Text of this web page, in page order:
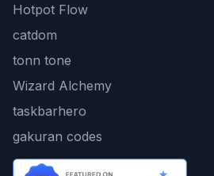
Hotpot Flow
catdom
tonn tone
Wizard Alchemy
taskbarhero
gakuran codes